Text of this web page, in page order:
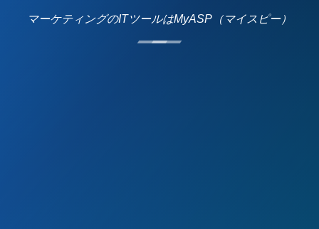
マーケティングのITツールはMyASP（マイスピー）